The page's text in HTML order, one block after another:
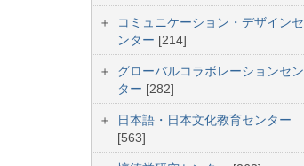
コミュニケーション・デザインセ
ンター [214]
グローバルコラボレーションセン
ター [282]
日本語・日本文化教育センター
[563]